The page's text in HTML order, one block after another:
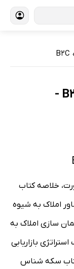
B2C
بهترین کتاب‌های بازاریابی B2C -
خلاصه کتاب
املاک به شیوه
سازی املاک به
بازاریابی
سکه شناس